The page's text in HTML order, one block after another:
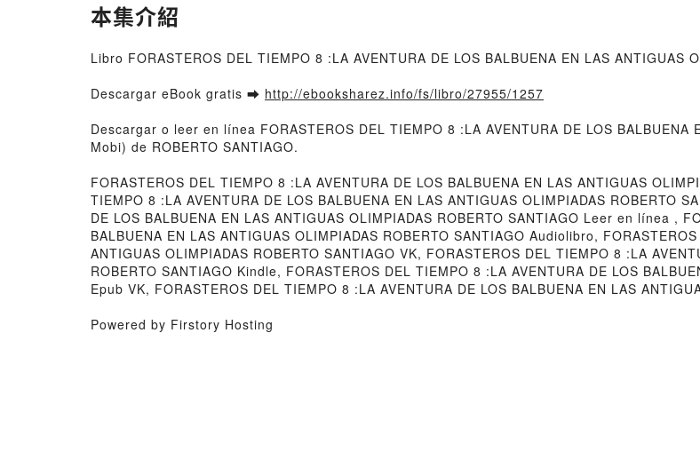
本集介紹
Libro FORASTEROS DEL TIEMPO 8 :LA AVENTURA DE LOS BALBUENA EN LAS ANTIGUAS
Descargar eBook gratis ➡ http://ebooksharez.info/fs/libro/27955/1257
Descargar o leer en línea FORASTEROS DEL TIEMPO 8 :LA AVENTURA DE LOS
Mobi) de ROBERTO SANTIAGO.
FORASTEROS DEL TIEMPO 8 :LA AVENTURA DE LOS BALBUENA EN LAS ANTIGUAS
TIEMPO 8 :LA AVENTURA DE LOS BALBUENA EN LAS ANTIGUAS OLIMPIADAS ROBERTO
DE LOS BALBUENA EN LAS ANTIGUAS OLIMPIADAS ROBERTO SANTIAGO Leer en línea ,
BALBUENA EN LAS ANTIGUAS OLIMPIADAS ROBERTO SANTIAGO Audiolibro,
ANTIGUAS OLIMPIADAS ROBERTO SANTIAGO VK, FORASTEROS DEL TIEMPO 8 :LA
ROBERTO SANTIAGO Kindle, FORASTEROS DEL TIEMPO 8 :LA AVENTURA DE LOS
Epub VK, FORASTEROS DEL TIEMPO 8 :LA AVENTURA DE LOS BALBUENA EN LAS
Powered by Firstory Hosting